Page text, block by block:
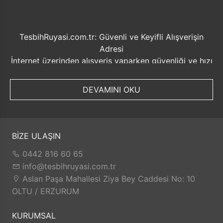
TesbihRuyasi.com.tr: Güvenli ve Keyifli Alışverişin
Adresi
İnternet üzerinden alışveriş yaparken güvenliği ve hızı
TesbihRuyasi.com.tr, müşterilerine sunduğu bir dizi
avantajla öne çıkmaktadır.
Kişisel bilgilerinizin korunması ve güvenli ödeme
seçenekleri ile rahatça alışveriş yapabilirsiniz. Sizin
için değerli olan bilgilerin güvende olduğunu bilerek,
alışveriş deneyiminizi keyifli hale getirebilirsiniz.
Hızlı Kargo Hizmeti: Sipariş verdiğiniz ürünler, aynı
gün kargolanarak size hızlı bir şekilde ulaştırılır. Bu
ürünlere kolaylıkla sahip olabilirsiniz.
DEVAMINI OKU
BİZE ULAŞIN
0442 816 60 65
info@tesbihruyasi.com.tr
Aslan Paşa Mahallesi Ziya Bey Caddesi No: 10
OLTU / ERZURUM
KURUMSAL